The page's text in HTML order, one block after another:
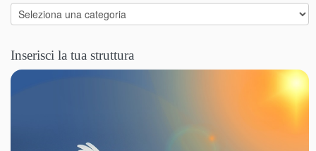
Categorie
Inserisci la tua struttura